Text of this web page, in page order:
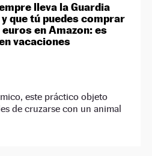
lleva la Guardia
que tú puedes comprar
en Amazon: es
vacaciones
este práctico objeto
de cruzarse con un animal